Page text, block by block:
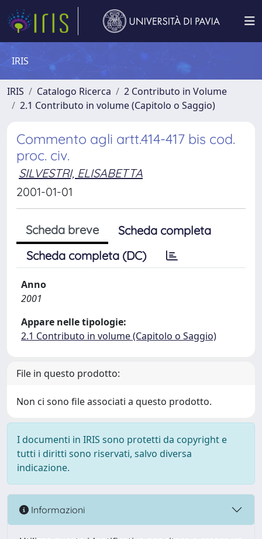
IRIS
IRIS Catalogo Ricerca
2 Contributo in Volume
2.1 Contributo in volume (Capitolo o Saggio)
Commento agli artt.414-417 bis cod.
proc. civ.
SILVESTRI, ELISABETTA
2001-01-01
Scheda breve
Scheda completa
Scheda completa (DC)
Anno
2001
Appare nelle tipologie:
2.1 Contributo in volume (Capitolo o Saggio)
File in questo prodotto:
Non ci sono file associati a questo prodotto.
I documenti in IRIS sono protetti da copyright e
tutti i diritti sono riservati, salvo diversa
indicazione.
Informazioni